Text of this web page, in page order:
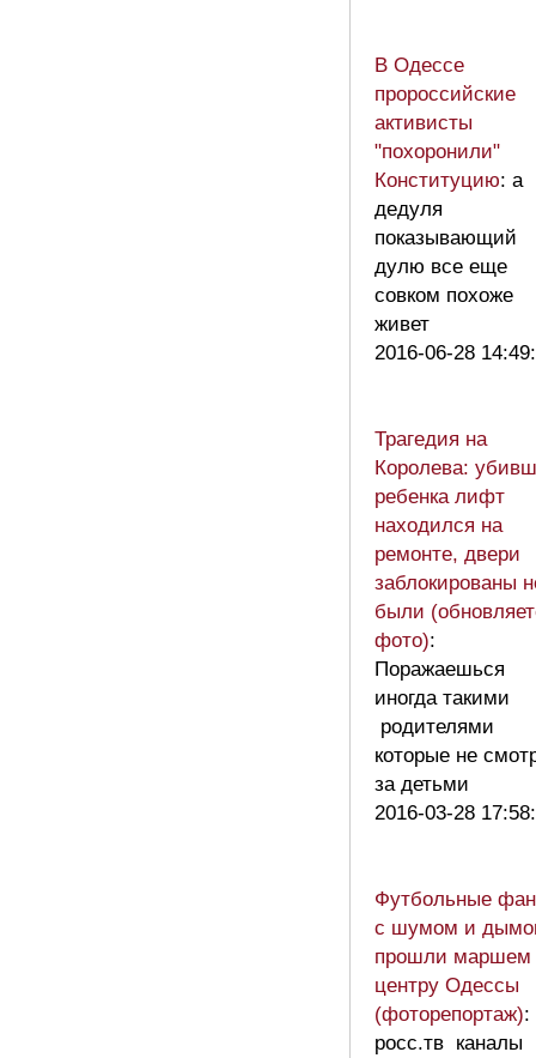
В Одессе
пророссийские
активисты
"похоронили"
Конституцию: а
дедуля
показывающий
дулю все еще
совком похоже
живет
2016-06-28
Трагедия на
Королева:
ребенка лифт
находился на
ремонте, двери
заблокированы
были
фото):
Поражаешься
иногда такими
родителями
которые не
за детьми
2016-03-28
Футбольные
с шумом и
прошли маршем
центру Одессы
(фоторепортаж):
росс.тв каналы